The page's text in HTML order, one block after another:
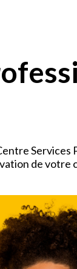
de votre